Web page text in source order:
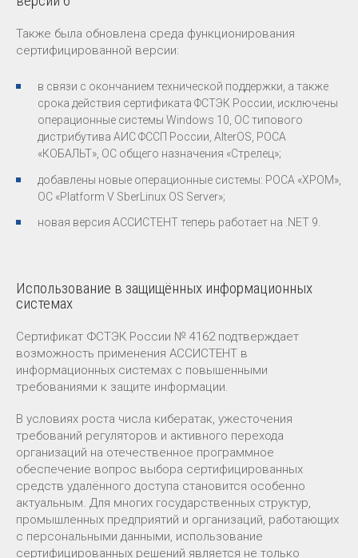
Также была обновлена среда функционирования
сертифицированной версии:
в связи с окончанием технической поддержки, а также
срока действия сертификата ФСТЭК России, исключены
операционные системы Windows 10, ОС типового
дистрибутива АИС ФССП России, AlterOS, РОСА
«КОБАЛЬТ», ОС общего назначения «Стрелец»;
добавлены новые операционные системы: РОСА «ХРОМ»,
ОС «Platform V SberLinux OS Server»;
новая версия АССИСТЕНТ теперь работает на .NET 9.
Использование в защищённых информационных
системах
Сертификат ФСТЭК России № 4162 подтверждает
возможность применения АССИСТЕНТ в
информационных системах с повышенными
требованиями к защите информации.
В условиях роста числа кибератак, ужесточения
требований регуляторов и активного перехода
организаций на отечественное программное
обеспечение вопрос выбора сертифицированных
средств удалённого доступа становится особенно
актуальным. Для многих государственных структур,
промышленных предприятий и организаций, работающих
с персональными данными, использование
сертифицированных решений является не только